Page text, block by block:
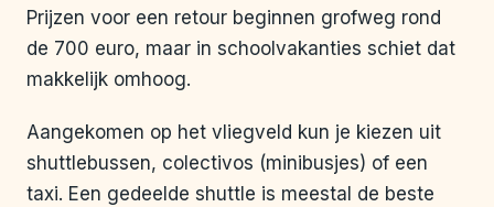
Prijzen voor een retour beginnen grofweg rond
de 700 euro, maar in schoolvakanties schiet dat
makkelijk omhoog.
Aangekomen op het vliegveld kun je kiezen uit
shuttlebussen, colectivos (minibusjes) of een
taxi. Een gedeelde shuttle is meestal de beste